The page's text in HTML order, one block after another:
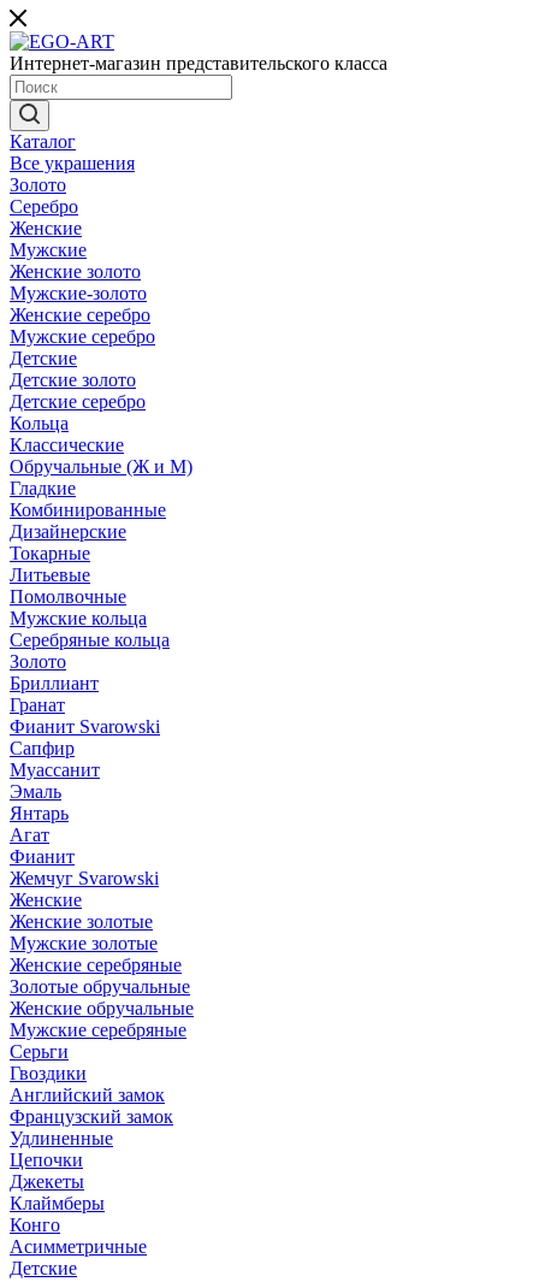
Интернет-магазин представительского класса
Каталог
Все украшения
Золото
Серебро
Женские
Мужские
Женские золото
Мужские-золото
Женские серебро
Мужские серебро
Детские
Детские золото
Детские серебро
Кольца
Классические
Обручальные (Ж и М)
Гладкие
Комбинированные
Дизайнерские
Токарные
Литьевые
Помолвочные
Мужские кольца
Серебряные кольца
Золото
Бриллиант
Гранат
Фианит Svarowski
Сапфир
Муассанит
Эмаль
Янтарь
Агат
Фианит
Жемчуг Svarowski
Женские
Женские золотые
Мужские золотые
Женские серебряные
Золотые обручальные
Женские обручальные
Мужские серебряные
Серьги
Гвоздики
Английский замок
Французский замок
Удлиненные
Цепочки
Джекеты
Клаймберы
Конго
Асимметричные
Детские